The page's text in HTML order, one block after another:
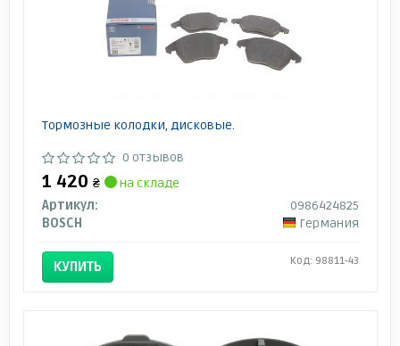
Тормозные колодки, дисковые.
0 отзывов
1 420 ₴
на складе
Артикул:
0986424825
BOSCH
Германия
КУПИТЬ Код: 98811-43